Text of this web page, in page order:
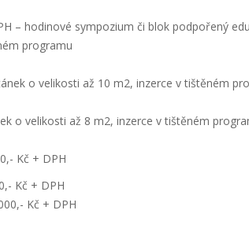
– hodinové sympozium či blok podpořený
programu
o velikosti až 10 m2, inzerce v tištěném
o velikosti až 8 m2, inzerce v tištěném
Kč + DPH
+ DPH
Kč + DPH